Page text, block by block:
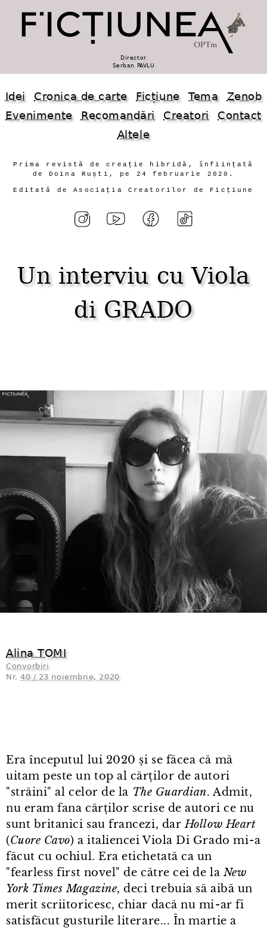
Director
Șerban PAVLU
Idei Cronica de carte Ficțiune Tema
Zenob
Evenimente
Recomandări Creatori
Contact
Altele
Prima revistă de creație hibridă, înființată
de Doina Ruști, pe 24 februarie 2020.
Editată de Asociația Creatorilor de Ficțiune
Un interviu cu Viola
di GRADO
Alina TOMI
Convorbiri
Nr.40 / 23 noiembrie, 2020
Era începutul lui 2020 și se făcea că mă
uitam peste un top al cărților de autori
"străini" al celor de la The Guardian. Admit,
nu eram fana cărților scrise de autori ce nu
sunt britanici sau francezi, darHollow Heart
(Cuore Cavo) a italiencei Viola Di Grado mi⁠-⁠a
făcut cu ochiul. Era etichetată ca un
"fearless first novel" de către cei de la New
York Times Magazine, deci trebuia să aibă un
merit scriitoricesc, chiar dacă nu mi⁠-⁠ar fi
satisfăcut gusturile literare... În martie a